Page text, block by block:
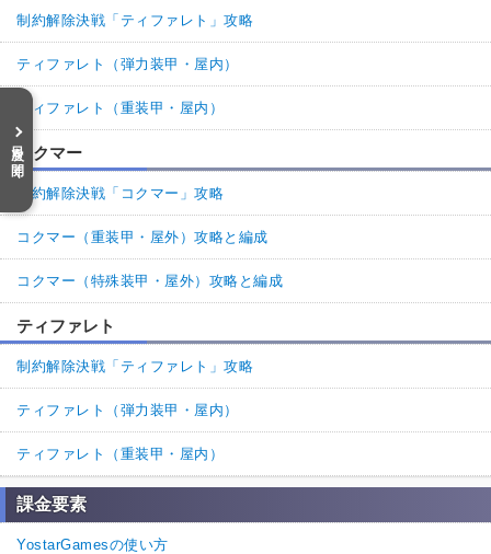
目次を開く
制約解除決戦「ティファレト」攻略
ティファレト（弾力装甲・屋内）
ティファレト（重装甲・屋内）
コクマー
制約解除決戦「コクマー」攻略
コクマー（重装甲・屋外）攻略と編成
コクマー（特殊装甲・屋外）攻略と編成
ティファレト
制約解除決戦「ティファレト」攻略
ティファレト（弾力装甲・屋内）
ティファレト（重装甲・屋内）
課金要素
YostarGamesの使い方